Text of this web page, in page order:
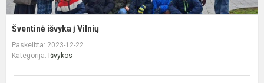
Šventinė išvyka į Vilnių
Paskelbta: 2023-12-22
Kategorija: Išvykos